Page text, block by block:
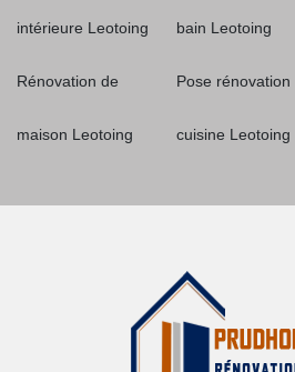
intérieure Leotoing
Rénovation de
maison Leotoing
bain Leotoing
Pose rénovation
cuisine Leotoing